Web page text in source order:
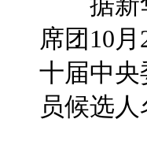
席团10
十届中
员候选